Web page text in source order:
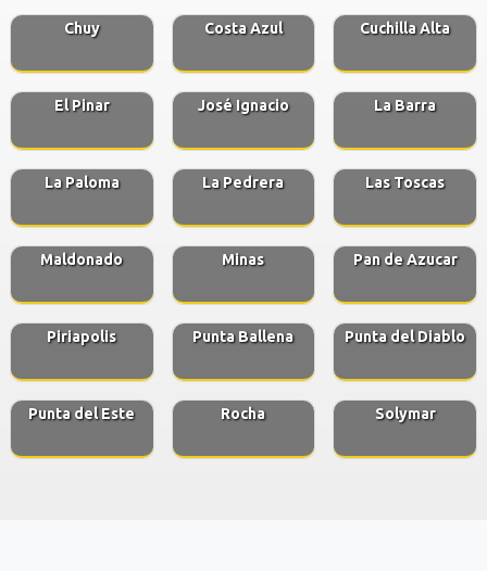
Chuy Costa Azul Cuchilla Alta
El Pinar José Ignacio La Barra
La Paloma La Pedrera Las Toscas
Maldonado Minas Pan de Azucar
Piriapolis Punta Ballena Punta del Diablo
Punta del Este Rocha Solymar